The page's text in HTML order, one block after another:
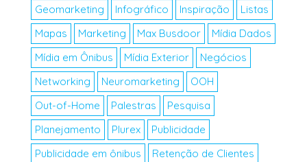
Geomarketing
Infográfico Inspiração
Listas
Mapas
Marketing Max Busdoor
Mídia Dados
Mídia em Ônibus
Mídia Exterior
Negócios
Networking
Neuromarketing
OOH
Out-of-Home
Palestras
Pesquisa
Planejamento
Plurex
Publicidade
Publicidade em ônibus
Retenção de Clientes